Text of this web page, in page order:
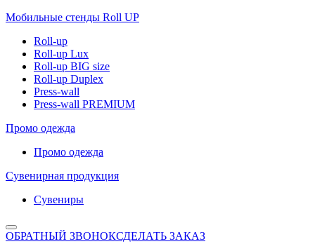
Мобильные стенды Roll UP
Roll-up
Roll-up Lux
Roll-up BIG size
Roll-up Duplex
Press-wall
Press-wall PREMIUM
Промо одежда
Промо одежда
Сувенирная продукция
Сувениры
ОБРАТНЫЙ ЗВОНОКСДЕЛАТЬ ЗАКАЗ